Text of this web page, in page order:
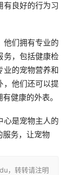
有良好的行为习
他们拥有专业的
务，包括健康检
业的宠物营养和
，他们还可以提
健康的外表。
心是宠物主人的
服务，让宠物
，转转请注明